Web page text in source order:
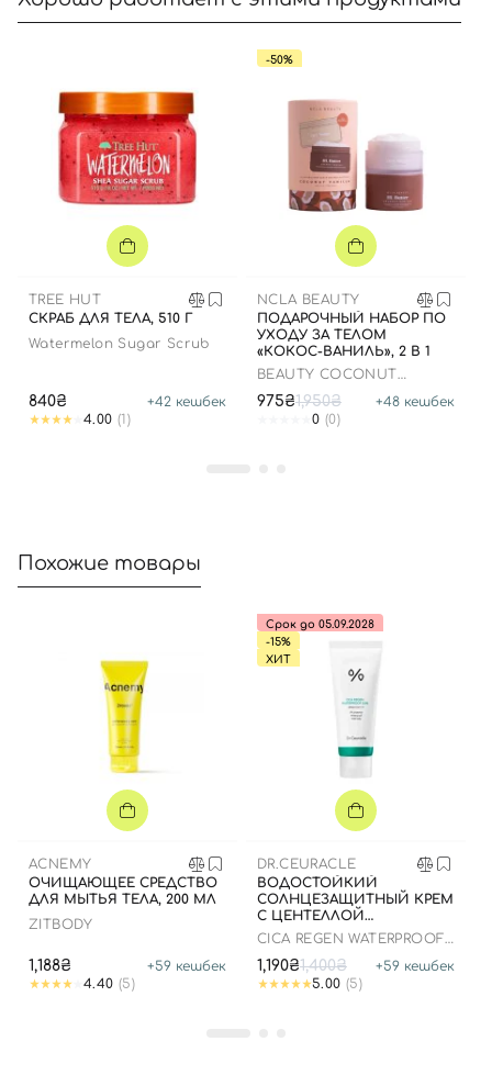
TREE HUT
СКРАБ ДЛЯ ТЕЛА, 510 Г
Watermelon Sugar Scrub
840₴ +42 кешбек
4.00 (1)
-50%
NCLA BEAUTY
ПОДАРОЧНЫЙ НАБОР ПО
УХОДУ ЗА ТЕЛОМ
«КОКОС-ВАНИЛЬ», 2 В 1
BEAUTY COCONUT
DISCOVERY SET
975₴1,950₴ +48 кешбек
0 (0)
Похожие товары
ACNEMY
ОЧИЩАЮЩЕЕ СРЕДСТВО
ДЛЯ МЫТЬЯ ТЕЛА, 200 МЛ
ZITBODY
1,188₴ +59 кешбек
4.40 (5)
Срок до 05.09.2028
-15%
ХИТ
DR.CEURACLE
ВОДОСТОЙКИЙ
СОЛНЦЕЗАЩИТНЫЙ КРЕМ
С ЦЕНТЕЛЛОЙ
АЗИАТСКОЙ, 100 МЛ ДО
CICA REGEN WATERPROOF
1,190₴1,400₴ +59 кешбек
5.00 (5)
Вход Регистрация
Номер телефона
Отправляя форму для авторизации/регистрации, вы
принимаете условия
Пользовательские соглашения
Далее
Войти с помощью e-mail